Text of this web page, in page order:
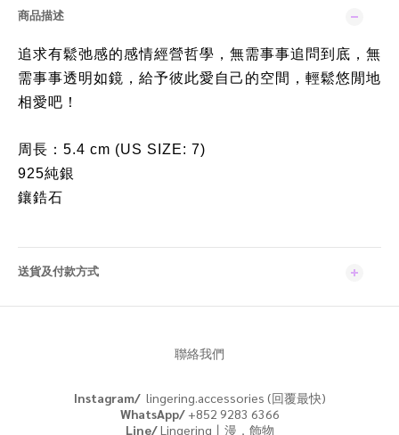
商品描述
追求有鬆弛感的感情經營哲學，無需事事追問到底，無
需事事透明如鏡，給予彼此愛自己的空間，輕鬆悠閒地
相愛吧！
周長：5.4 cm (US SIZE: 7)
925純銀
鑲鋯石
送貨及付款方式
聯絡我們
Instagram/ lingering.accessories (回覆最快)
WhatsApp/+852 9283 6366
Line/Lingering丨漫．飾物